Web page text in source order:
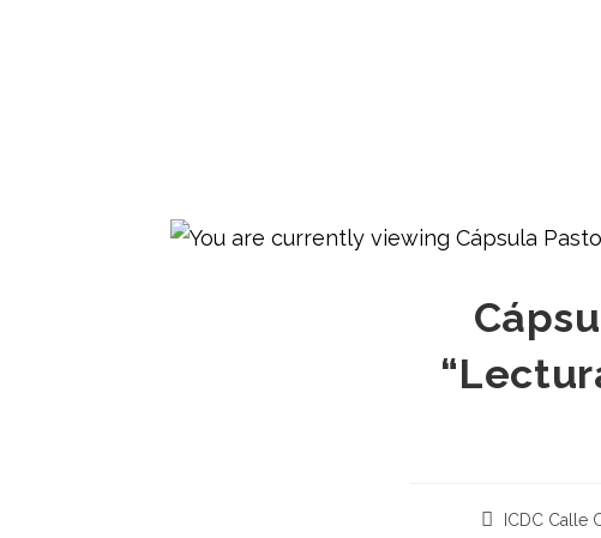
ICDC Calle